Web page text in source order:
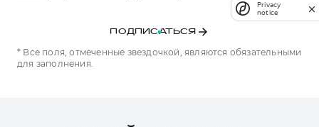
ПОДПИСАТЬСЯ
* Все поля, отмеченные звездочкой, являются обязательными
для заполнения.
Privacy
notice